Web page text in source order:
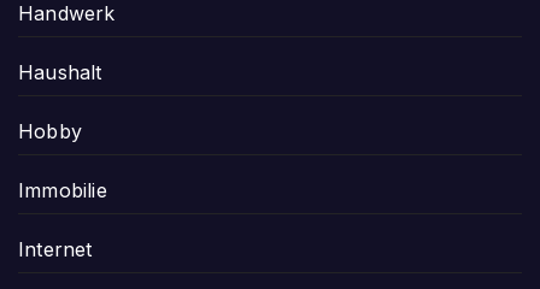
Handwerk
Haushalt
Hobby
Immobilie
Internet